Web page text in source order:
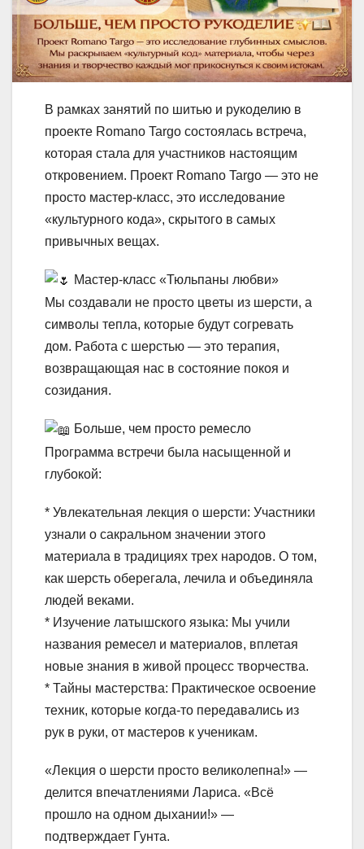
В рамках занятий по шитью и рукоделию в
проекте Romano Targo состоялась встреча,
которая стала для участников настоящим
откровением. Проект Romano Targo — это не
просто мастер-класс, это исследование
«культурного кода», скрытого в самых
привычных вещах.
Мастер-класс «Тюльпаны любви»
Мы создавали не просто цветы из шерсти, а
символы тепла, которые будут согревать
дом. Работа с шерстью — это терапия,
возвращающая нас в состояние покоя и
созидания.
Больше, чем просто ремесло
Программа встречи была насыщенной и
глубокой:
* Увлекательная лекция о шерсти: Участники
узнали о сакральном значении этого
материала в традициях трех народов. О том,
как шерсть оберегала, лечила и объединяла
людей веками.
* Изучение латышского языка: Мы учили
названия ремесел и материалов, вплетая
новые знания в живой процесс творчества.
* Тайны мастерства: Практическое освоение
техник, которые когда-то передавались из
рук в руки, от мастеров к ученикам.
«Лекция о шерсти просто великолепна!» —
делится впечатлениями Лариса. «Всё
прошло на одном дыхании!» —
подтверждает Гунта.